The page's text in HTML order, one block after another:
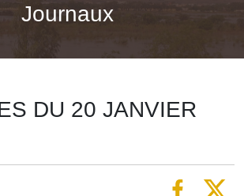
Journaux
DU 20 JANVIER